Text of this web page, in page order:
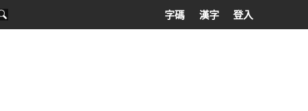
字碼 漢字 登入